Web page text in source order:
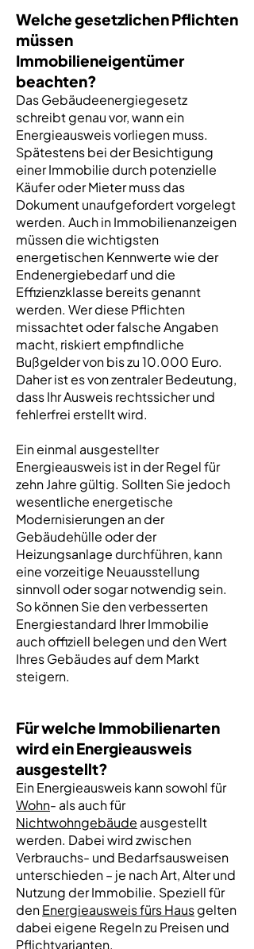
Welche gesetzlichen Pflichten
müssen
Immobilieneigentümer
beachten?
Das Gebäudeenergiegesetz
schreibt genau vor, wann ein
Energieausweis vorliegen muss.
Spätestens bei der Besichtigung
einer Immobilie durch potenzielle
Käufer oder Mieter muss das
Dokument unaufgefordert vorgelegt
werden. Auch in Immobilienanzeigen
müssen die wichtigsten
energetischen Kennwerte wie der
Endenergiebedarf und die
Effizienzklasse bereits genannt
werden. Wer diese Pflichten
missachtet oder falsche Angaben
macht, riskiert empfindliche
Bußgelder von bis zu 10.000 Euro.
Daher ist es von zentraler Bedeutung,
dass Ihr Ausweis rechtssicher und
fehlerfrei erstellt wird.
Ein einmal ausgestellter
Energieausweis ist in der Regel für
zehn Jahre gültig. Sollten Sie jedoch
wesentliche energetische
Modernisierungen an der
Gebäudehülle oder der
Heizungsanlage durchführen, kann
eine vorzeitige Neuausstellung
sinnvoll oder sogar notwendig sein.
So können Sie den verbesserten
Energiestandard Ihrer Immobilie
auch offiziell belegen und den Wert
Ihres Gebäudes auf dem Markt
steigern.
Für welche Immobilienarten
wird ein Energieausweis
ausgestellt?
Ein Energieausweis kann sowohl für
Wohn- als auch für
Nichtwohngebäude ausgestellt
werden. Dabei wird zwischen
Verbrauchs- und Bedarfsausweisen
unterschieden – je nach Art, Alter und
Nutzung der Immobilie. Speziell für
denEnergieausweis fürs Hausgelten
dabei eigene Regeln zu Preisen und
Pflichtvarianten.